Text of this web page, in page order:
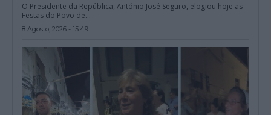
O Presidente da República, António José Seguro, elogiou hoje as
Festas do Povo de...
8 Agosto, 2026 - 15:49